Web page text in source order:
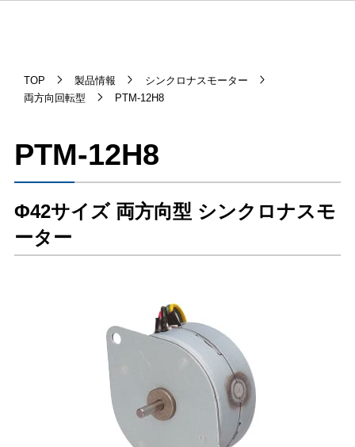
TOP 製品情報
シンクロナスモーター
両方向回転型
PTM-12H8
PTM-12H8
Φ42サイズ 両方向型 シンクロナスモ
ーター